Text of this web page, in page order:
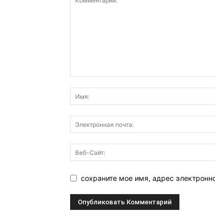
сохраните мое имя, адрес